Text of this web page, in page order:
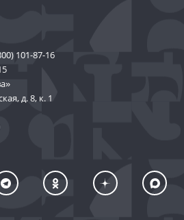
101-87-16
д. 8, к. 1